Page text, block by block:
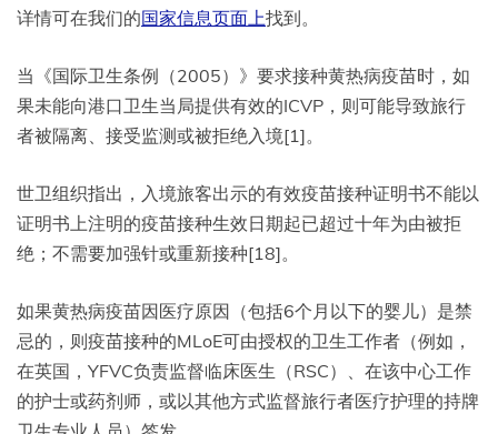
详情可在我们的国家信息页面上找到。
当《国际卫生条例（2005）》要求接种黄热病疫苗时，如
果未能向港口卫生当局提供有效的ICVP，则可能导致旅行
者被隔离、接受监测或被拒绝入境[1]。
世卫组织指出，入境旅客出示的有效疫苗接种证明书不能以
证明书上注明的疫苗接种生效日期起已超过十年为由被拒
绝；不需要加强针或重新接种[18]。
如果黄热病疫苗因医疗原因（包括6个月以下的婴儿）是禁
忌的，则疫苗接种的MLoE可由授权的卫生工作者（例如，
在英国，YFVC负责监督临床医生（RSC）、在该中心工作
的护士或药剂师，或以其他方式监督旅行者医疗护理的持牌